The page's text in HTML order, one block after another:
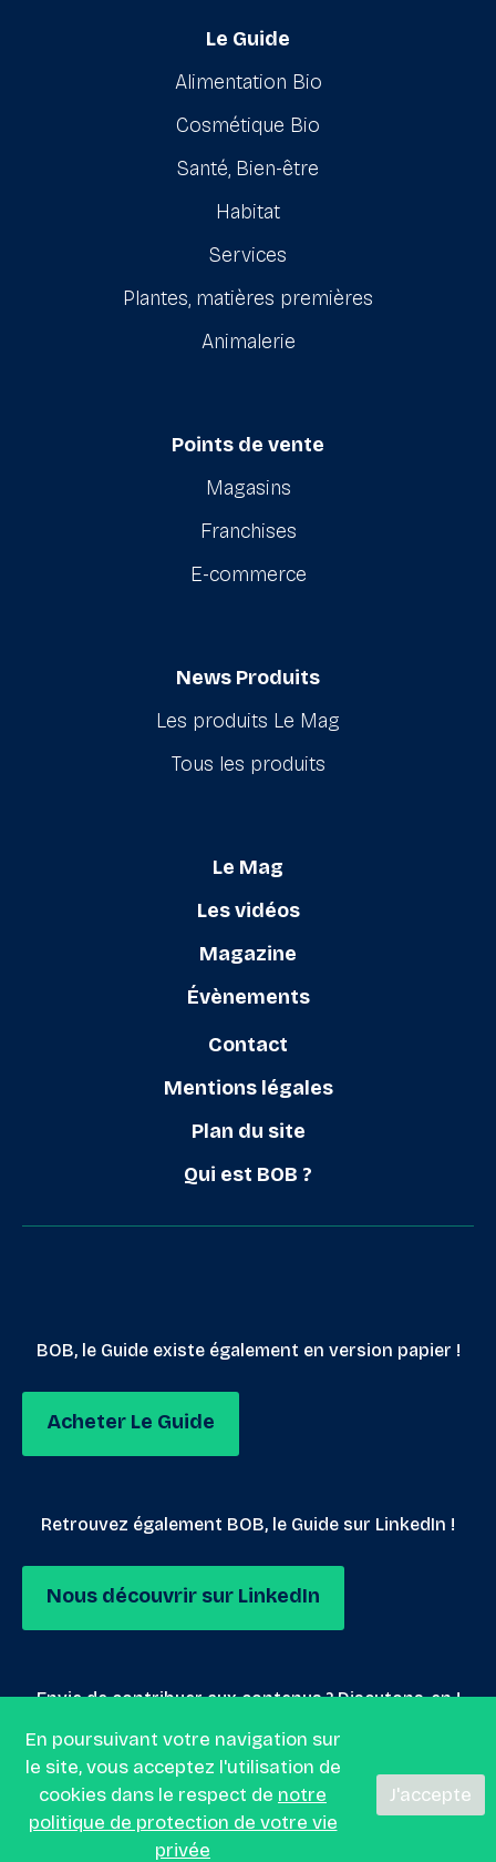
Le Guide
Alimentation Bio
Cosmétique Bio
Santé, Bien-être
Habitat
Services
Plantes, matières premières
Animalerie
Points de vente
Magasins
Franchises
E-commerce
News Produits
Les produits Le Mag
Tous les produits
Le Mag
Les vidéos
Magazine
Évènements
Contact
Mentions légales
Plan du site
Qui est BOB ?
BOB, le Guide existe également en version papier !
Acheter Le Guide
Retrouvez également BOB, le Guide sur LinkedIn !
Nous découvrir sur LinkedIn
Envie de contribuer aux contenus ? Discutons-en !
Nous envoyer un mail
En poursuivant votre navigation sur
le site, vous acceptez l'utilisation de
cookies dans le respect de notre
politique de protection de votre vie
privée
J'accepte